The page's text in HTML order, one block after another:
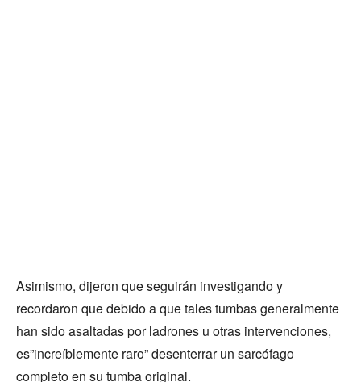
Asimismo, dijeron que seguirán investigando y
recordaron que debido a que tales tumbas generalmente
han sido asaltadas por ladrones u otras intervenciones,
es”increíblemente raro” desenterrar un sarcófago
completo en su tumba original.